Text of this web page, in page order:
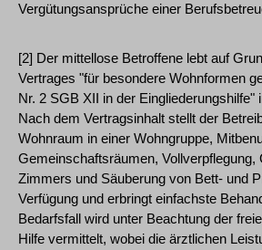
Vergütungsansprüche einer
[2] Der mittellose Betroffene lebt auf
Vertrages "für besondere Wohnformen
Nr. 2 SGB XII in der Eingliederungshilfe"
Nach dem Vertragsinhalt stellt der
Wohnraum in einer Wohngruppe,
Gemeinschaftsräumen, Vollverpflegung,
Zimmers und Säuberung von Bett- und
Verfügung und erbringt einfachste
Bedarfsfall wird unter Beachtung der
Hilfe vermittelt, wobei die ärztlichen